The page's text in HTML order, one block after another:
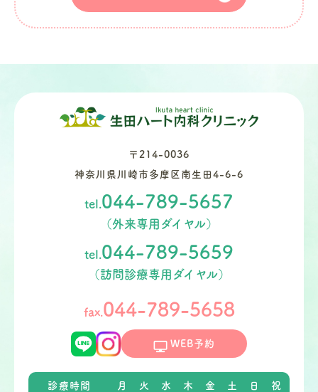
〒214-0036
神奈川県川崎市多摩区南生田4-6-6
tel.044-789-5657
（外来専用ダイヤル）
tel.044-789-5659
（訪問診療専用ダイヤル）
fax.044-789-5658
WEB予約
診療時間 月 火 水 木 金 土 日 祝